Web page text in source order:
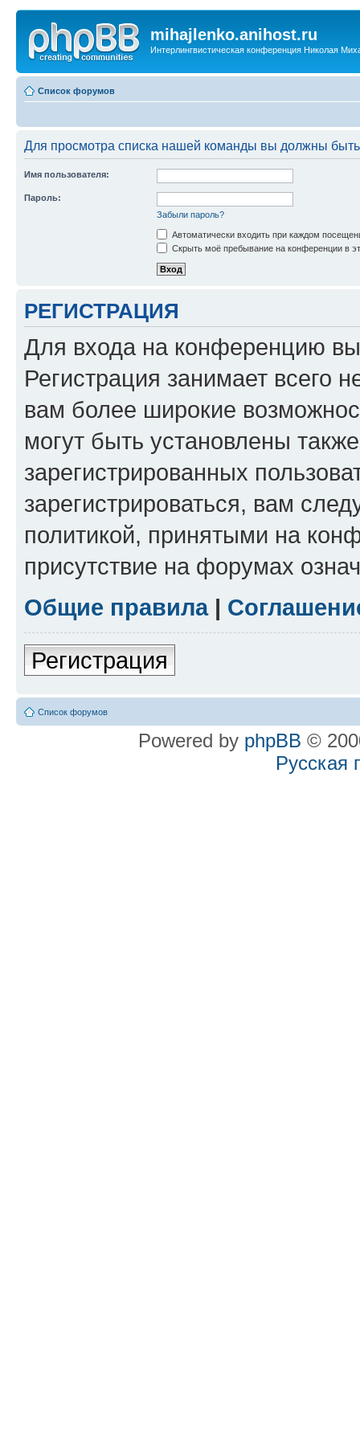
mihajlenko.anihost.ru
Интерлингвистическая конференция Николая
Список форумов
Для просмотра списка нашей команды вы должны
Имя пользователя:
Пароль:
Забыли пароль?
Автоматически входить при каждом
Скрыть моё пребывание на конференции в
РЕГИСТРАЦИЯ
Для входа на конференцию
Регистрация занимает всего
вам более широкие
могут быть установлены
зарегистрированных
зарегистрироваться, вам
политикой, принятыми на
присутствие на форумах
Общие правила|
Регистрация
Список форумов
Powered by phpBB ©
Русская